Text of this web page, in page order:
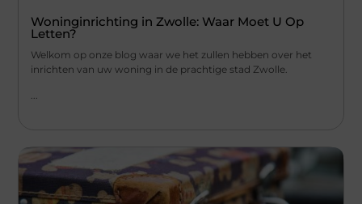
Woninginrichting in Zwolle: Waar Moet U Op
Letten?
Welkom op onze blog waar we het zullen hebben over het
inrichten van uw woning in de prachtige stad Zwolle.
...